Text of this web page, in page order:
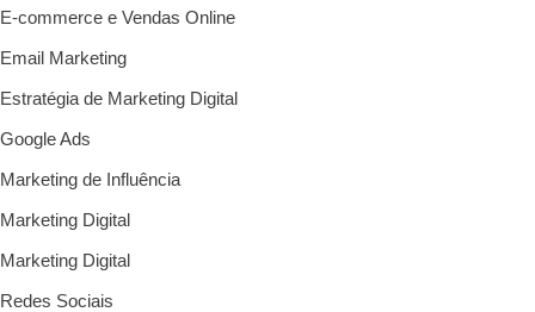
E-commerce e Vendas Online
Email Marketing
Estratégia de Marketing Digital
Google Ads
Marketing de Influência
Marketing Digital
Marketing Digital
Redes Sociais